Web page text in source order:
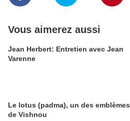
Vous aimerez aussi
Jean Herbert: Entretien avec Jean
Varenne
Le lotus (padma), un des emblèmes
de Vishnou